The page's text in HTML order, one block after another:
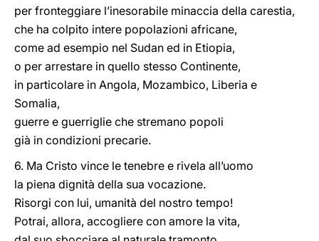
per fronteggiare l’inesorabile minaccia della carestia,
che ha colpito intere popolazioni africane,
come ad esempio nel Sudan ed in Etiopia,
o per arrestare in quello stesso Continente,
in particolare in Angola, Mozambico, Liberia e
Somalia,
guerre e guerriglie che stremano popoli
già in condizioni precarie.
6. Ma Cristo vince le tenebre e rivela all’uomo
la piena dignità della sua vocazione.
Risorgi con lui, umanità del nostro tempo!
Potrai, allora, accogliere con amore la vita,